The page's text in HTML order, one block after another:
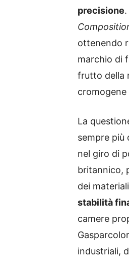
precisione
ottenendo
marchio di
frutto della
La
sempre più
nel giro di
britannico,
dei
stabilità
camere
industriali,